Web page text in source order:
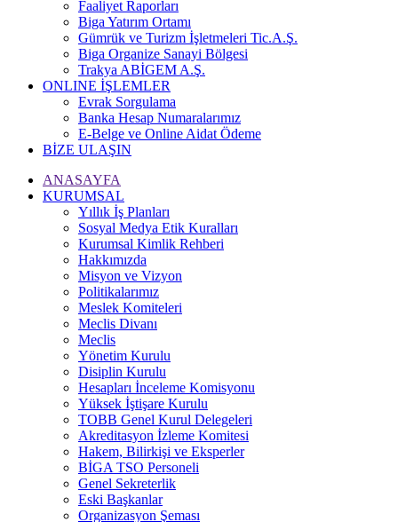
Faaliyet Raporları
Biga Yatırım Ortamı
Gümrük ve Turizm İşletmeleri Tic.A.Ş.
Biga Organize Sanayi Bölgesi
Trakya ABİGEM A.Ş.
ONLINE İŞLEMLER
Evrak Sorgulama
Banka Hesap Numaralarımız
E-Belge ve Online Aidat Ödeme
BİZE ULAŞIN
ANASAYFA
KURUMSAL
Yıllık İş Planları
Sosyal Medya Etik Kuralları
Kurumsal Kimlik Rehberi
Hakkımızda
Misyon ve Vizyon
Politikalarımız
Meslek Komiteleri
Meclis Divanı
Meclis
Yönetim Kurulu
Disiplin Kurulu
Hesapları İnceleme Komisyonu
Yüksek İştişare Kurulu
TOBB Genel Kurul Delegeleri
Akreditasyon İzleme Komitesi
Hakem, Bilirkişi ve Eksperler
BİGA TSO Personeli
Genel Sekreterlik
Eski Başkanlar
Organizasyon Şeması